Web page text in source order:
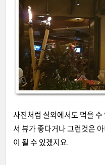
사진처럼 실외에서도 먹을
서 뷰가 좋다거나 그런것은
이 될 수 있겠지요.